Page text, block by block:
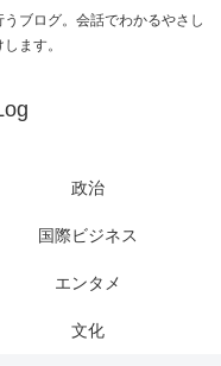
ブログ。会話でわかるやさし
ます。
政治
国際ビジネス
エンタメ
文化